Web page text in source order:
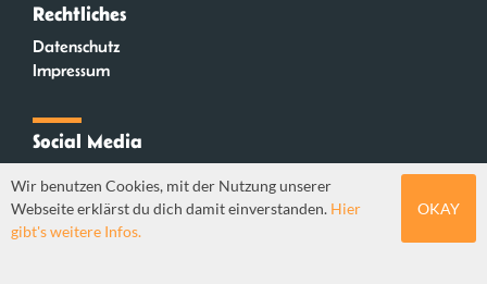
Rechtliches
Datenschutz
Impressum
Social Media
Mastodon
Wir benutzen Cookies, mit der Nutzung unserer
Webseite erklärst du dich damit einverstanden. Hier
gibt's weitere Infos.
OKAY